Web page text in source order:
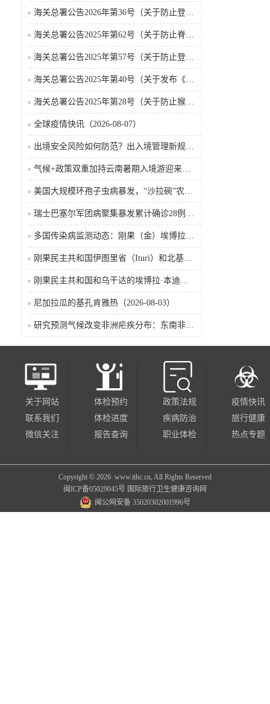
海关总署公告2026年第36号（关于防止登革热疫情传入我国的公告）
海关总署公告2025年第62号（关于防止脊髓灰质炎疫情传入我国的公告）
海关总署公告2025年第57号（关于防止登革热疫情传入我国的公告）
海关总署公告2025年第40号（关于发布《国境口岸传染病监测实施办法》的公告）
海关总署公告2025年第28号（关于防止猴痘疫情传入我国的公告）
全球疫情快讯（2026-08-07）
出境安全风险如何防范？出入境管理新规9月15日起施行
气候+政策双重加持云南暑期入境游迎来热潮
美国大规模环孢子虫病暴发，“沙拉碗”农业生产陷入低迷
瑞士巴塞尔军团病聚集暴发累计确诊28例含死亡病例
多国传染病监测动态：刚果（金）埃博拉确诊突破4000例
刚果民主共和国伊图里省（Ituri）和北基伍省（Nord-Kivu）的埃博拉·本迪布乔病毒病（2026-08-04）
刚果民主共和国和乌干达的埃博拉·本迪布乔病毒病（2026-08-04）
尼加拉瓜的基孔肯雅热（2026-08-03）
研究预测气候改变非洲疟疾分布：东南非风险上升，部分西非地区风险下降
关于网站
联系我们
微信关注
体检预约
体检进度
报告查询
政策法规
疾病防治
职业体检
疫情快讯
旅行健康
热点专题
Copyright © 2026 www.ithc.cn, All Rights Reserved
闽ICP备05029045号 国际旅行卫生健康咨询网
闽公网安备 35020302001996号